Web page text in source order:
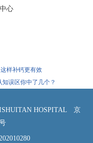
心
样补钙更有效
误区你中了几个？
HOSPITAL
京